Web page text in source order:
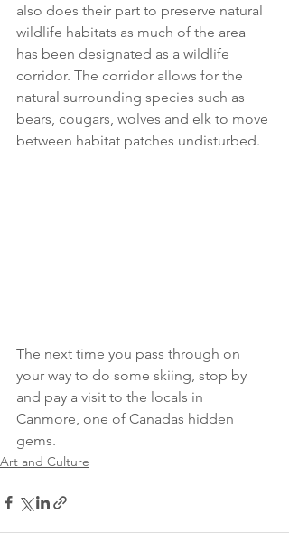
also does their part to preserve natural
wildlife habitats as much of the area
has been designated as a wildlife
corridor. The corridor allows for the
natural surrounding species such as
bears, cougars, wolves and elk to move
between habitat patches undisturbed.
The next time you pass through on
your way to do some skiing, stop by
and pay a visit to the locals in
Canmore, one of Canadas hidden
gems.
Art and Culture